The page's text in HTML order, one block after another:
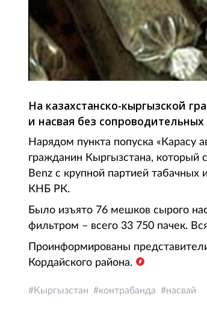
На казахстанско-кыргызской
и насвая без
Нарядом пункта попуска «Карасу
гражданин Кыргызстана, который
Benz с крупной партией
КНБ РК.
Было изъято 76 мешков сырого
фильтром – всего 33 750 пачек.
Проинформированы
Кордайского района.
Кыргызстан контрабанда насвай